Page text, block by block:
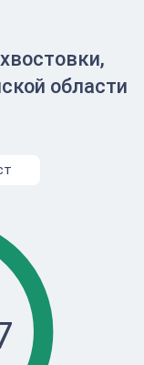
области